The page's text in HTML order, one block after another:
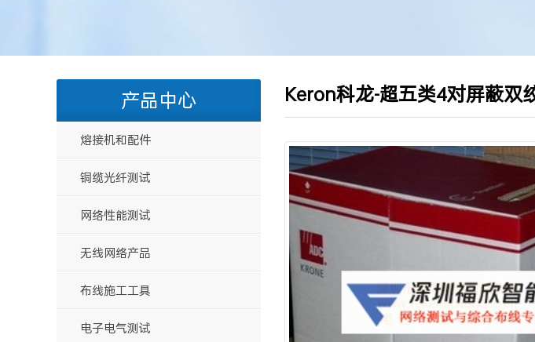
Keron科龙-超五类4对屏蔽双
产品中心
熔接机和配件
铜缆光纤测试
网络性能测试
无线网络产品
布线施工工具
电子电气测试